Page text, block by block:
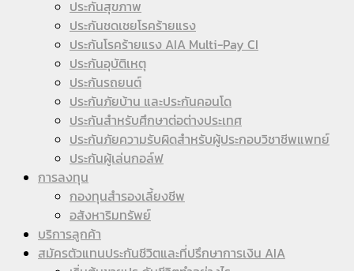
ประกันสุขภาพ
ประกันชดเชยโรคร้ายแรง
ประกันโรคร้ายแรง AIA Multi-Pay CI
ประกันอุบัติเหตุ
ประกันรถยนต์
ประกันภัยบ้าน และประกันคอนโด
ประกันสำหรับศึกษาต่อต่างประเทศ
ประกันภัยความรับผิดสำหรับผู้ประกอบวิชาชีพแพทย์
ประกันผู้เล่นกอล์ฟ
การลงทุน
กองทุนสำรองเลี้ยงชีพ
อสังหาริมทรัพย์
บริการลูกค้า
สมัครตัวแทนประกันชีวิตและที่ปรึกษาการเงิน AIA